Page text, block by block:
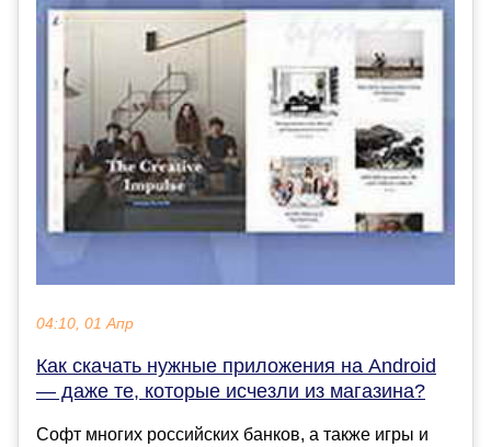
04:10, 01 Апр
Как скачать нужные приложения на Android
— даже те, которые исчезли из магазина?
Софт многих российских банков, а также игры и